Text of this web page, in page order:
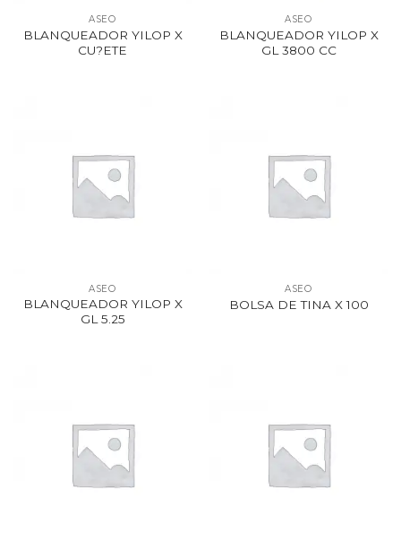
ASEO
BLANQUEADOR YILOP X
CU?ETE
ASEO
BLANQUEADOR YILOP X
GL 3800 CC
ASEO
BLANQUEADOR YILOP X
GL 5.25
ASEO
BOLSA DE TINA X 100